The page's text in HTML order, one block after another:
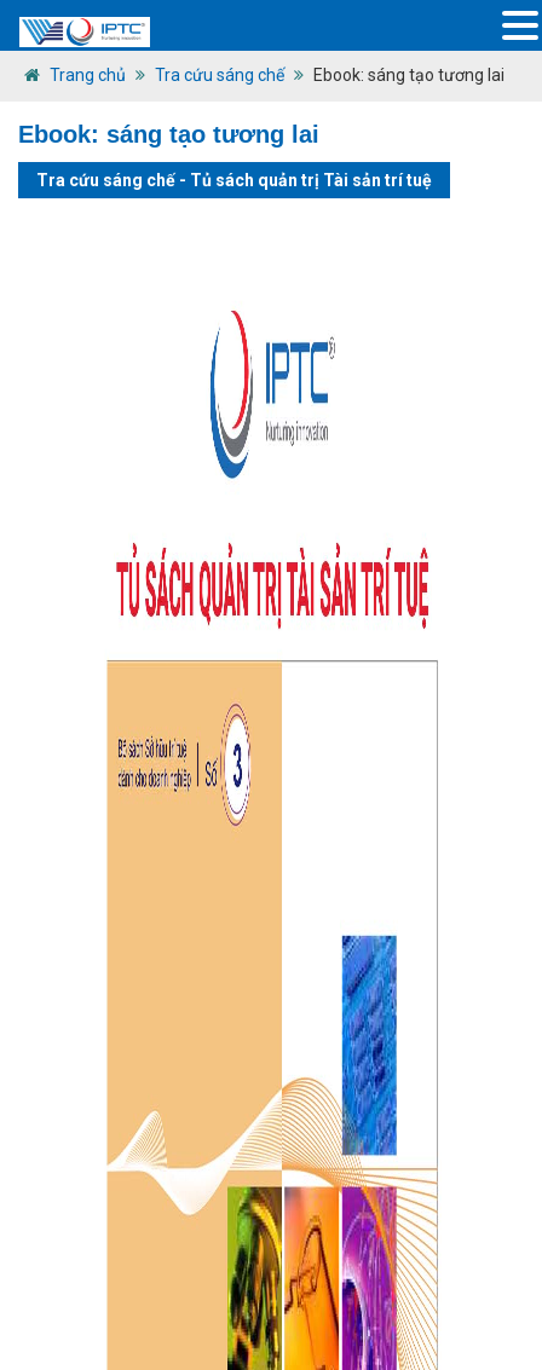
Trang chủ Tra cứu sáng chế Ebook: sáng tạo tương lai
Ebook: sáng tạo tương lai
Tra cứu sáng chế - Tủ sách quản trị Tài sản trí tuệ